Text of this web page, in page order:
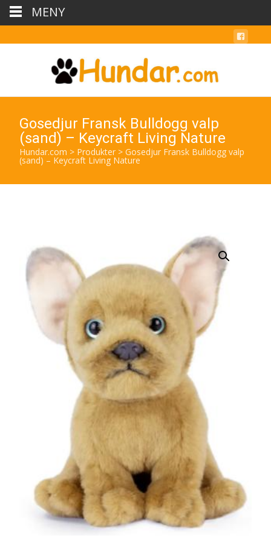
Gosedjur Fransk Bulldogg valp
(sand) – Keycraft Living Nature
Hundar.com > Produkter > Gosedjur Fransk Bulldogg valp
(sand) – Keycraft Living Nature
MENY